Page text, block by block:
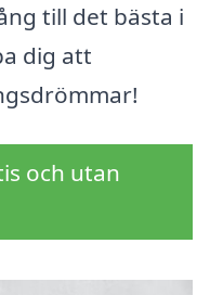
till det bästa i
dig att
och utan